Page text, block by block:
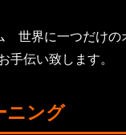
世界に一つだけの
手伝い致します。
ニング